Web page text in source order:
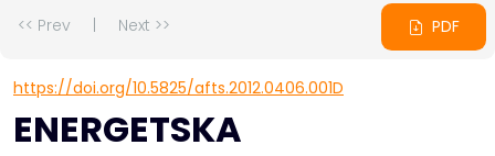
<< Prev
Next >> PDF
https://doi.org/10.5825/afts.2012.0406.001D
ENERGETSKA